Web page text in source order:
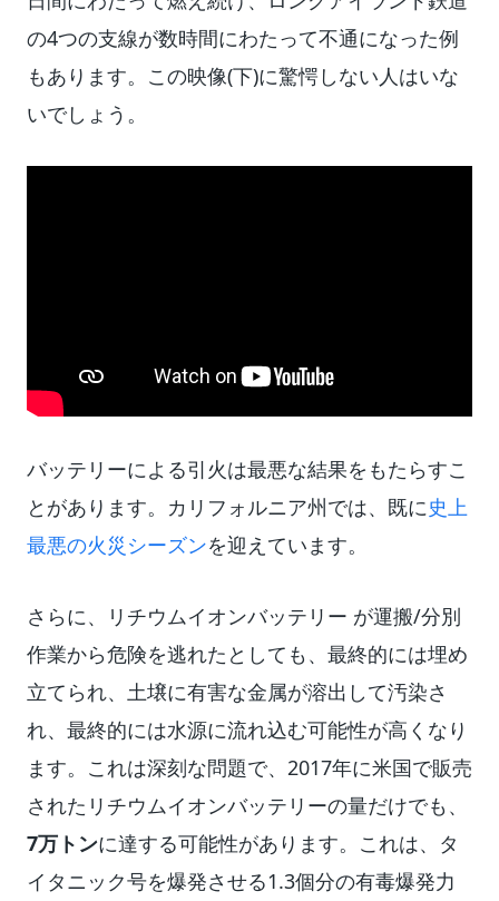
の4つの支線が数時間にわたって不通になった例
もあります。この映像(下)に驚愕しない人はいな
いでしょう。
バッテリーによる引火は最悪な結果をもたらすこ
とがあります。カリフォルニア州では、既に史上
最悪の火災シーズンを迎えています。
さらに、リチウムイオンバッテリー が運搬/分別
作業から危険を逃れたとしても、最終的には埋め
立てられ、土壌に有害な金属が溶出して汚染さ
れ、最終的には水源に流れ込む可能性が高くなり
ます。これは深刻な問題で、2017年に米国で販売
されたリチウムイオンバッテリーの量だけでも、
7万トンに達する可能性があります。これは、タ
イタニック号を爆発させる1.3個分の有毒爆発力